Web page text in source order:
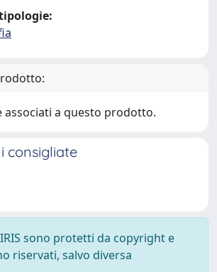
associati a questo prodotto.
consigliate
sono protetti da copyright e
riservati, salvo diversa